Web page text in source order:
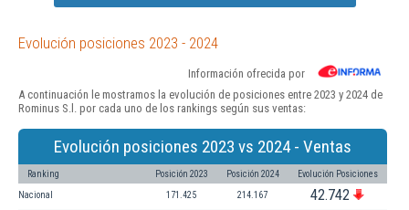
Evolución posiciones 2023 - 2024
Información ofrecida por
A continuación le mostramos la evolución de posiciones entre 2023 y 2024 de
Rominus S.l. por cada uno de los rankings según sus ventas:
Evolución posiciones 2023 vs 2024 - Ventas
Ranking Posición 2023 Posición 2024 Evolución Posiciones
Nacional 171.425 214.167 42.742